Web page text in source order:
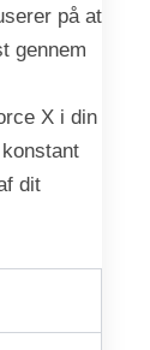
på at
gennem
X i din
dit